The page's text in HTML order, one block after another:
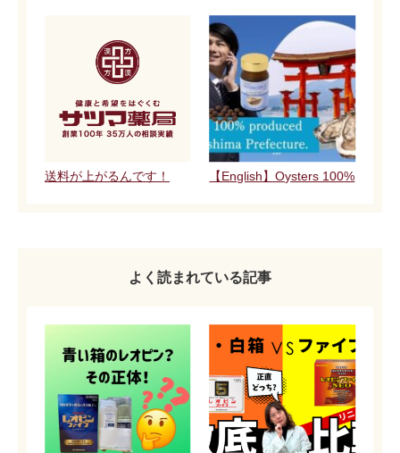
送料が上がるんです！ 【English】Oysters 100%
よく読まれている記事